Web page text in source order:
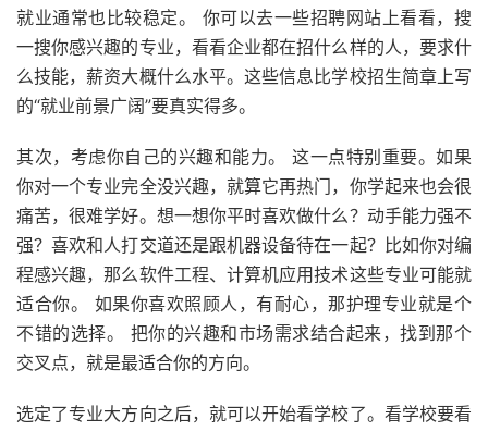
就业通常也比较稳定。 你可以去一些招聘网站上看看，搜
一搜你感兴趣的专业，看看企业都在招什么样的人，要求什
么技能，薪资大概什么水平。这些信息比学校招生简章上写
的“就业前景广阔”要真实得多。
其次，考虑你自己的兴趣和能力。 这一点特别重要。如果
你对一个专业完全没兴趣，就算它再热门，你学起来也会很
痛苦，很难学好。想一想你平时喜欢做什么？动手能力强不
强？喜欢和人打交道还是跟机器设备待在一起？比如你对编
程感兴趣，那么软件工程、计算机应用技术这些专业可能就
适合你。 如果你喜欢照顾人，有耐心，那护理专业就是个
不错的选择。 把你的兴趣和市场需求结合起来，找到那个
交叉点，就是最适合你的方向。
选定了专业大方向之后，就可以开始看学校了。看学校要看